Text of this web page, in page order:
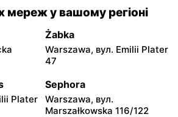
TEDi
Siedlce, вул. Łukowska 109
TEDi
Struga 73
TEDi
мереж у вашому регіоні
Żabka
Warszawa, вул. Emilii Plater
47
Plater
Sephora
Warszawa, вул.
Marszałkowska 116/122